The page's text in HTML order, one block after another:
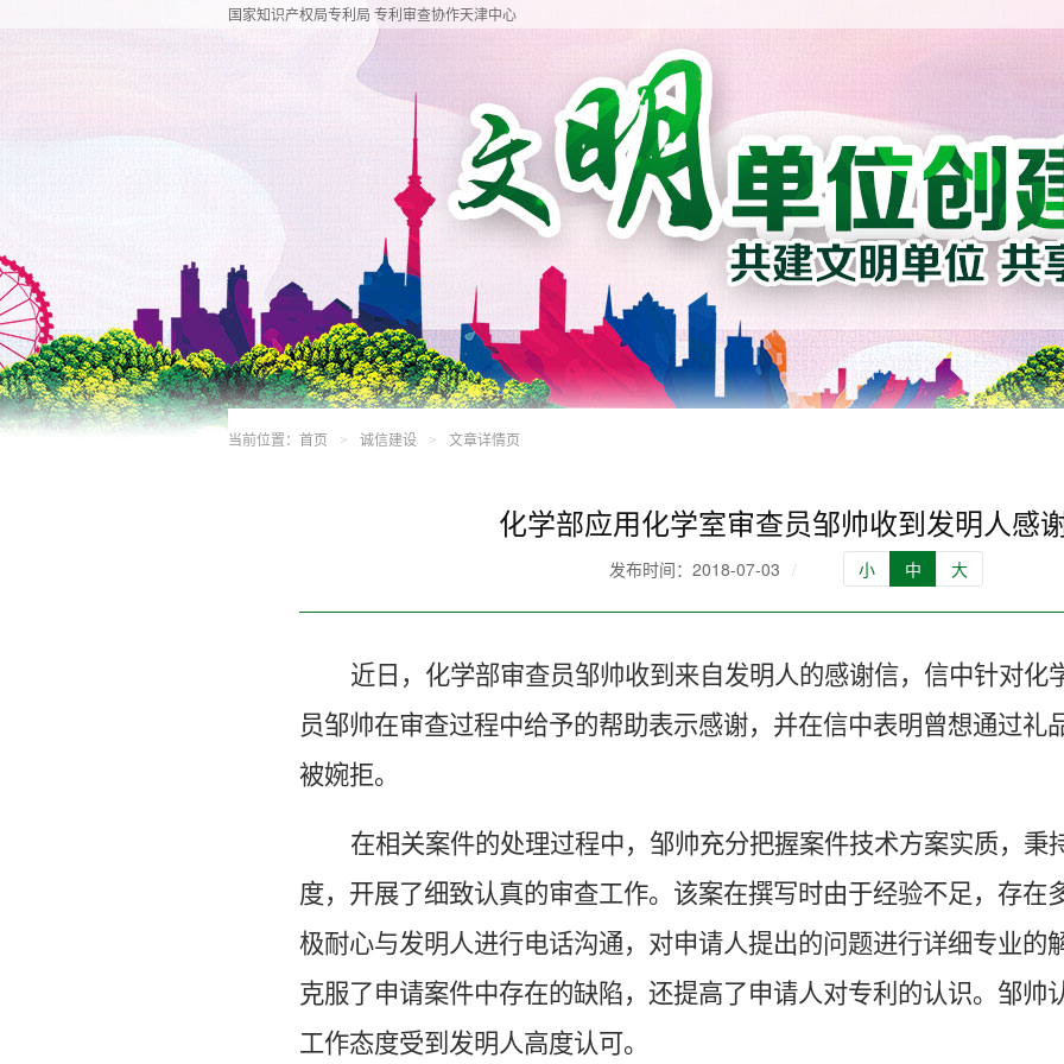
国家知识产权局专利局 专利审查协作天津中心
当前位置： 首页 > 诚信建设 > 文章详情页
化学部应用化学室审查员邹帅收到发明人感
发布时间：2018-07-03 / 小 中 大
近日，化学部审查员邹帅收到来自发明人的感谢信，信中针对化
员邹帅在审查过程中给予的帮助表示感谢，并在信中表明曾想通过礼
被婉拒。
在相关案件的处理过程中，邹帅充分把握案件技术方案实质，秉
度，开展了细致认真的审查工作。该案在撰写时由于经验不足，存在
极耐心与发明人进行电话沟通，对申请人提出的问题进行详细专业的
克服了申请案件中存在的缺陷，还提高了申请人对专利的认识。邹帅
工作态度受到发明人高度认可。